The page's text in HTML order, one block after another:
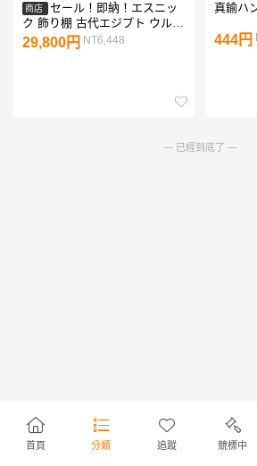
首頁 分類 追蹤 競標中
商店
セール！即納！エスニッ
ク 飾り棚 古代エジプト ウル・
ウォッチ セレモニーオファー
シェルフ 飾り棚 彫像 彫刻/
29,800円 NT6,448
真鍮ハ
444円
— 已經到底了 —